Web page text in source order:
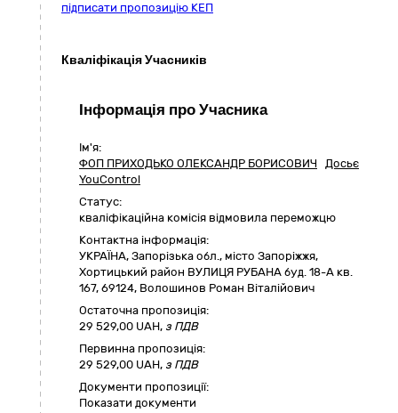
підписати пропозицію КЕП
Кваліфікація Учасників
Інформація про Учасника
Ім'я:
ФОП ПРИХОДЬКО ОЛЕКСАНДР БОРИСОВИЧ Досьє
YouControl
Статус:
кваліфікаційна комісія відмовила переможцю
Контактна інформація:
УКРАЇНА, Запорізька обл., місто Запоріжжя,
Хортицький район ВУЛИЦЯ РУБАНА буд. 18-А кв.
167, 69124, Волошинов Роман Віталійович
Остаточна пропозиція:
29 529,00 UAH, з ПДВ
Первинна пропозиція:
29 529,00 UAH, з ПДВ
Документи пропозиції:
Показати документи